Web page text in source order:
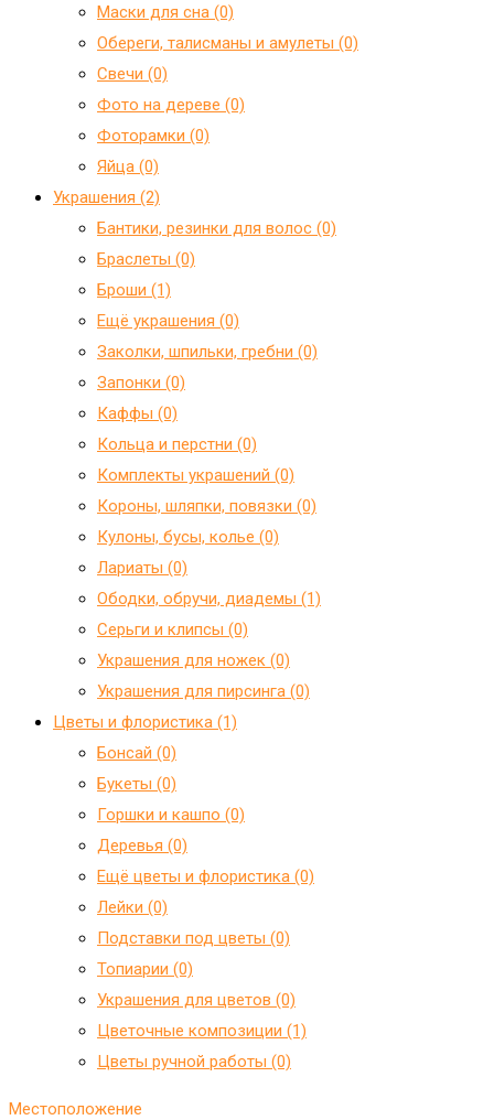
Маски для сна (0)
Обереги, талисманы и амулеты (0)
Свечи (0)
Фото на дереве (0)
Фоторамки (0)
Яйца (0)
Украшения (2)
Бантики, резинки для волос (0)
Браслеты (0)
Броши (1)
Ещё украшения (0)
Заколки, шпильки, гребни (0)
Запонки (0)
Каффы (0)
Кольца и перстни (0)
Комплекты украшений (0)
Короны, шляпки, повязки (0)
Кулоны, бусы, колье (0)
Лариаты (0)
Ободки, обручи, диадемы (1)
Серьги и клипсы (0)
Украшения для ножек (0)
Украшения для пирсинга (0)
Цветы и флористика (1)
Бонсай (0)
Букеты (0)
Горшки и кашпо (0)
Деревья (0)
Ещё цветы и флористика (0)
Лейки (0)
Подставки под цветы (0)
Топиарии (0)
Украшения для цветов (0)
Цветочные композиции (1)
Цветы ручной работы (0)
Местоположение